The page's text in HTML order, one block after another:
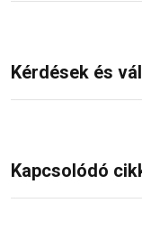
Kérdések és
Kapcsolódó